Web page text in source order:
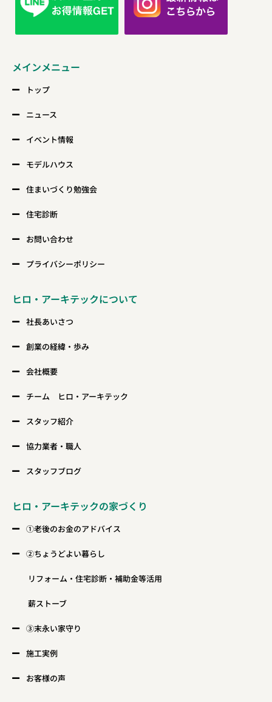
メインメニュー
トップ
ニュース
イベント情報
モデルハウス
住まいづくり勉強会
住宅診断
お問い合わせ
プライバシーポリシー
ヒロ・アーキテックについて
社長あいさつ
創業の経緯・歩み
会社概要
チーム ヒロ・アーキテック
スタッフ紹介
協力業者・職人
スタッフブログ
ヒロ・アーキテックの家づくり
①老後のお金のアドバイス
②ちょうどよい暮らし
リフォーム・住宅診断・補助金等活用
薪ストーブ
③末永い家守り
施工実例
お客様の声